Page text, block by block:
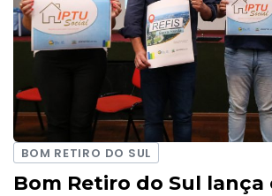
BOM RETIRO DO SUL
Bom Retiro do Sul lança